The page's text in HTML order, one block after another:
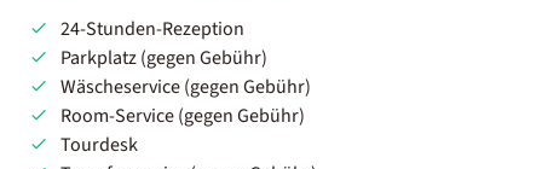
24-Stunden-Rezeption
Parkplatz (gegen Gebühr)
Wäscheservice (gegen Gebühr)
Room-Service (gegen Gebühr)
Tourdesk